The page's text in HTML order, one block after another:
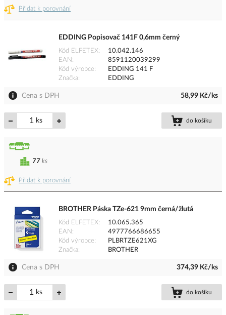
Přidat k porovnání
EDDING Popisovač 141F 0,6mm černý
Kód ELFETEX
10.042.146
EAN
8591120039299
Kód výrobce
EDDING 141 F
Značka
EDDING
Cena s DPH 58,99 Kč/ks
ks do košíku
Přidat k porovnání
77 ks
BROTHER Páska TZe-621 9mm černá/žlutá
Kód ELFETEX
10.065.365
EAN
4977766686655
Kód výrobce
PLBRTZE621XG
Značka
BROTHER
Cena s DPH 374,39 Kč/ks
ks do košíku